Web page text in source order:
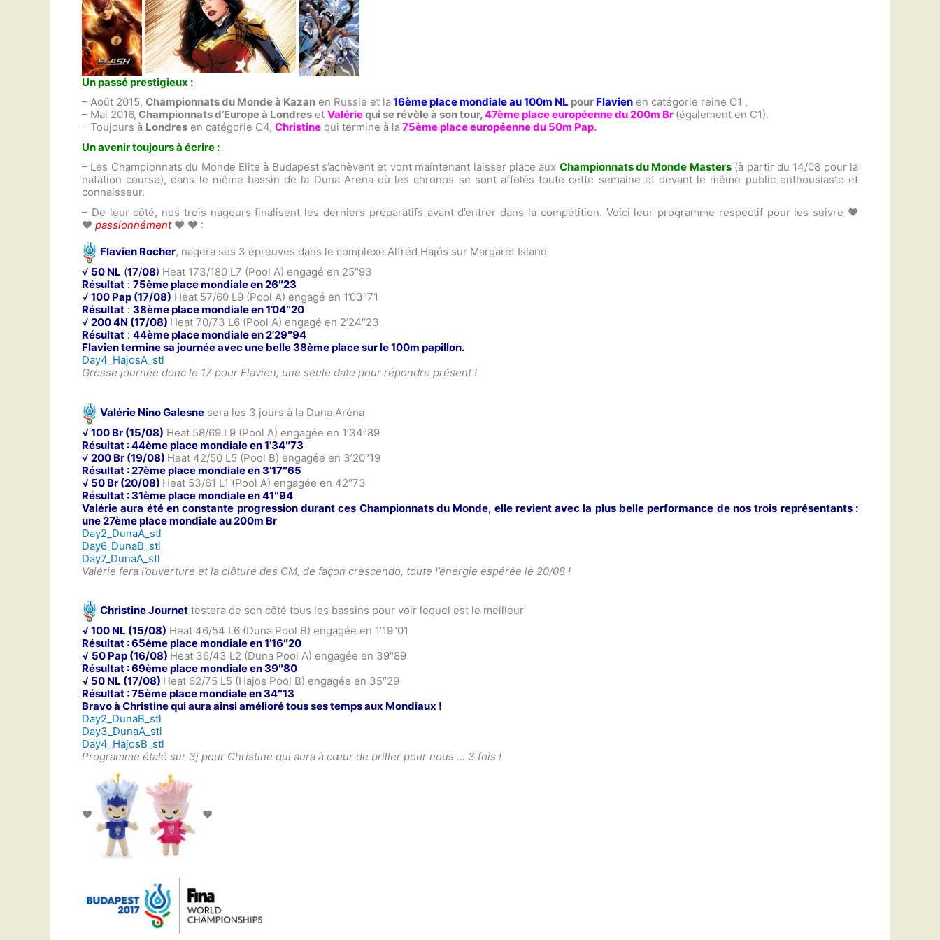
Un passé prestigieux :
– Août 2015, Championnats du Monde à Kazan en Russie et la16ème place mondiale au 100m NL pour Flavien en catégorie reine C1 ,
– Mai 2016, Championnats d’Europe à Londres et Valériequi se révèle à son tour,47ème place européenne du 200m Br (également en C1).
– Toujours à Londres en catégorie C4, Christine qui termine à la75ème place européenne du 50m Pap.
Un avenir toujours à écrire :
– Les Championnats du Monde Elite à Budapest s’achèvent et vont maintenant laisser place aux Championnats du Monde Masters(à partir du 14/08 pour la
natation course), dans le même bassin de la Duna Arena où les chronos se sont affolés toute cette semaine et devant le même public enthousiaste et
connaisseur.
– De leur côté, nos trois nageurs finalisent les derniers préparatifs avant d’entrer dans la compétition. Voici leur programme respectif pour les suivre ♥
♥ passionnément♥ ♥ :
Flavien Rocher, nagera ses 3 épreuves dans le complexe Alfréd Hajós sur Margaret Island
√ 50 NL (17/08) Heat 173/180 L7 (Pool A) engagé en 25″93
Résultat : 75ème place mondiale en 26″23
√ 100 Pap (17/08) Heat 57/60 L9 (Pool A) engagé en 1’03″71
Résultat : 38ème place mondiale en 1’04″20
√ 200 4N (17/08) Heat 70/73 L6 (Pool A) engagé en 2’24″23
Résultat : 44ème place mondiale en 2’29″94
Flavien termine sa journée avec une belle 38ème place sur le 100m papillon.
Day4_HajosA_stl
Grosse journée donc le 17 pour Flavien, une seule date pour répondre présent !
Valérie Nino Galesne sera les 3 jours à la Duna Aréna
√ 100 Br (15/08) Heat 58/69 L9 (Pool A) engagée en 1’34″89
Résultat : 44ème place mondiale en 1’34″73
√ 200 Br (19/08) Heat 42/50 L5 (Pool B) engagée en 3’20″19
Résultat : 27ème place mondiale en 3’17″65
√ 50 Br (20/08) Heat 53/61 L1 (Pool A) engagée en 42″73
Résultat : 31ème place mondiale en 41″94
Valérie aura été en constante progression durant ces Championnats du Monde, elle revient avec la plus belle performance de nos trois représentants :
une 27ème place mondiale au 200m Br
Day2_DunaA_stl
Day6_DunaB_stl
Day7_DunaA_stl
Valérie fera l’ouverture et la clôture des CM, de façon crescendo, toute l’énergie espérée le 20/08 !
Christine Journet testera de son côté tous les bassins pour voir lequel est le meilleur
√ 100 NL (15/08) Heat 46/54 L6 (Duna Pool B) engagée en 1’19″01
Résultat : 65ème place mondiale en 1’16″20
√ 50 Pap (16/08) Heat 36/43 L2 (Duna Pool A) engagée en 39″89
Résultat : 69ème place mondiale en 39″80
√ 50 NL (17/08) Heat 62/75 L5 (Hajos Pool B) engagée en 35″29
Résultat : 75ème place mondiale en 34″13
Bravo à Christine qui aura ainsi amélioré tous ses temps aux Mondiaux !
Day2_DunaB_stl
Day3_DunaA_stl
Day4_HajosB_stl
Programme étalé sur 3j pour Christine qui aura à cœur de briller pour nous … 3 fois !
♥ ♥